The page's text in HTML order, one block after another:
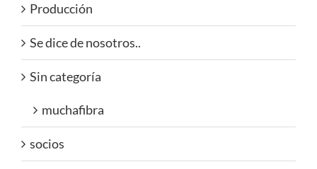
Producción
Se dice de nosotros..
Sin categoría
muchafibra
socios